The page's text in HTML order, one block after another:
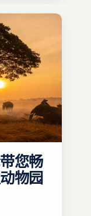
您畅
物园